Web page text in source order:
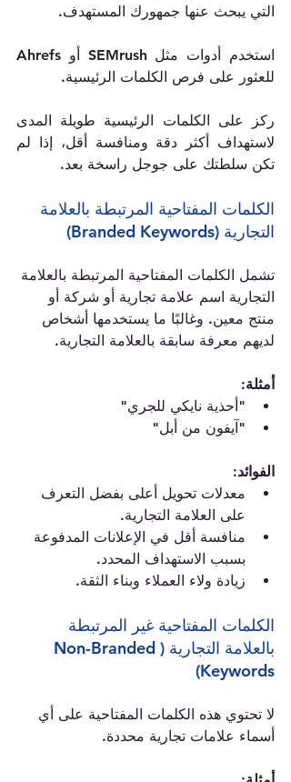
تكن سلطتك على جوجل راسخة بعد.
الكلمات المفتاحية المرتبطة بالعلامة
التجارية (Branded Keywords)
تشمل الكلمات المفتاحية المرتبطة بالعلامة
التجارية اسم علامة تجارية أو شركة أو
منتج معين. وغالبًا ما يستخدمها أشخاص
لديهم معرفة سابقة بالعلامة التجارية.
أمثلة:
"أحذية نايكي للجري"
"آيفون من أبل"
الفوائد:
معدلات تحويل أعلى بفضل التعرف
على العلامة التجارية.
منافسة أقل في الإعلانات المدفوعة
بسبب الاستهداف المحدد.
زيادة ولاء العملاء وبناء الثقة.
الكلمات المفتاحية غير المرتبطة
بالعلامة التجارية (Non-Branded
Keywords)
لا تحتوي هذه الكلمات المفتاحية على أي
أسماء علامات تجارية محددة.